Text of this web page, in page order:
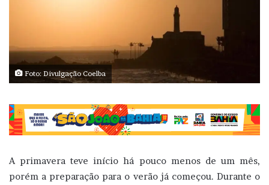
Foto: Divulgação Coelba
A primavera teve início há pouco menos de um mês,
porém a preparação para o verão já começou. Durante o